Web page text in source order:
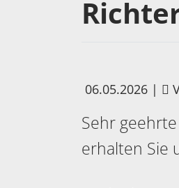
06.05.2026 |
Sehr
erhalten Sie